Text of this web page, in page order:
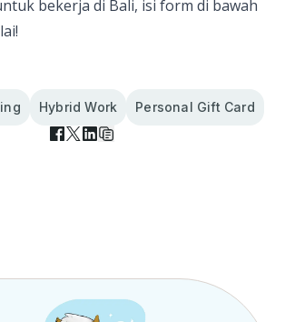
bekerja di Bali, isi form di bawah
Hybrid Work Personal Gift Card